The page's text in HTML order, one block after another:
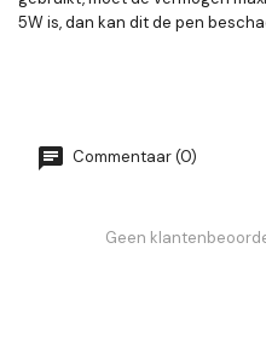
5W is, dan kan dit de pen
Commentaar (0)
Geen